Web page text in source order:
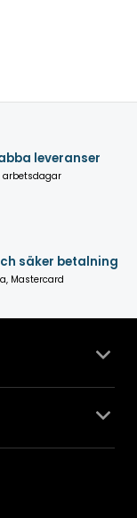
leveranser
arbetsdagar
säker betalning
Mastercard